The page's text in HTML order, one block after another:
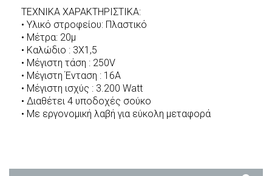
ΤΕΧΝΙΚΑ ΧΑΡΑΚΤΗΡΙΣΤΙΚΑ:
• Yλικό στροφείου: Πλαστικό
• Μέτρα: 20μ
• Καλώδιο : 3Χ1,5
• Mέγιστη τάση : 250V
• Μέγιστη Ένταση : 16Α
• Μέγιστη ισχύς : 3.200 Watt
• Διαθέτει 4 υποδοχές σούκο
• Με εργονομική λαβή για εύκολη μεταφορά